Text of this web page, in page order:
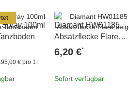
100ml
€ pro 1 l
Diamant HW01185
Absatzflecke Flare
beige
6,20 €*
Sofort verfügbar